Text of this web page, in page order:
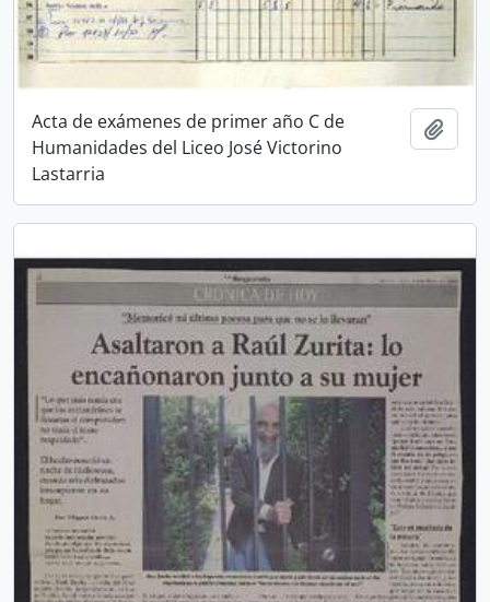
Acta de exámenes de primer año C de
Humanidades del Liceo José Victorino
Lastarria